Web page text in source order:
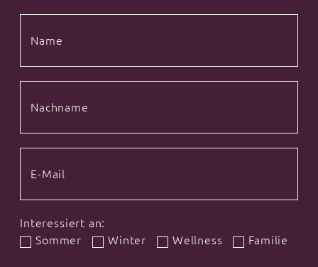
Interessiert an:
Sommer
Winter Wellness Familie